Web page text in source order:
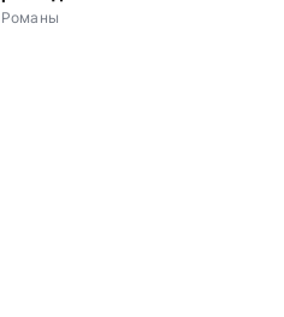
Люблю тебя,
Романы